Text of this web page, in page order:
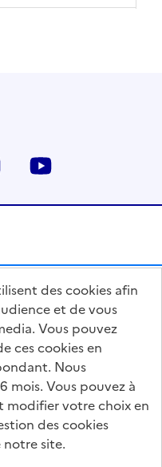
LinkedInsur Facebook
Le ministère sur
des cookies afin
et de vous
Vous pouvez
ces cookies en
Nous
mois. Vous pouvez à
votre choix en
des cookies
notre site.